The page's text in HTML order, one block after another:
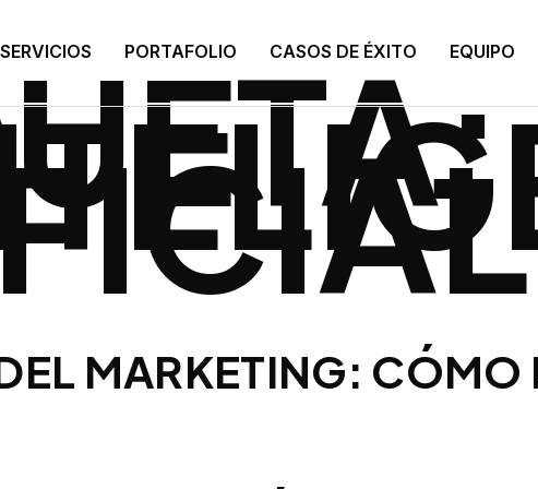
SERVICIOS PORTAFOLIO CASOS DE ÉXITO EQUIPO
MARKETING: CÓMO